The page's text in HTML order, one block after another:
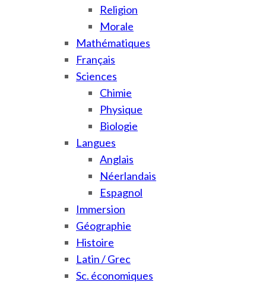
Religion
Morale
Mathématiques
Français
Sciences
Chimie
Physique
Biologie
Langues
Anglais
Néerlandais
Espagnol
Immersion
Géographie
Histoire
Latin / Grec
Sc. économiques